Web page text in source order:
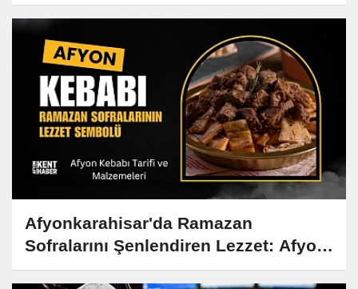
Afyonkarahisar'da Ramazan
Sofralarını Şenlendiren Lezzet: Afyon
Kebabı Tarifi ve Hikayesi